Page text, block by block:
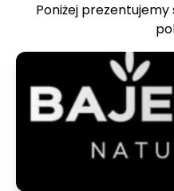
Poniżej